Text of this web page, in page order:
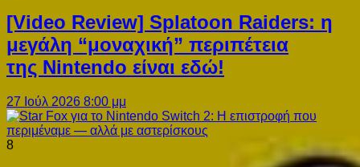
[Video Review] Splatoon Raiders: η
μεγάλη “μοναχική” περιπέτεια
της Nintendo είναι εδώ!
27 Ιούλ 2026 8:00 μμ
8